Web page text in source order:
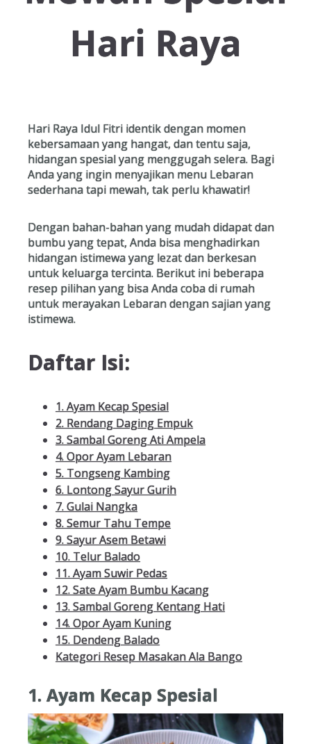
Hari Raya
Hari Raya Idul Fitri identik dengan momen
kebersamaan yang hangat, dan tentu saja,
hidangan spesial yang menggugah selera. Bagi
Anda yang ingin menyajikan menu Lebaran
sederhana tapi mewah, tak perlu khawatir!
Dengan bahan-bahan yang mudah didapat dan
bumbu yang tepat, Anda bisa menghadirkan
hidangan istimewa yang lezat dan berkesan
untuk keluarga tercinta. Berikut ini beberapa
resep pilihan yang bisa Anda coba di rumah
untuk merayakan Lebaran dengan sajian yang
istimewa.
Daftar Isi:
1. Ayam Kecap Spesial
2. Rendang Daging Empuk
3. Sambal Goreng Ati Ampela
4. Opor Ayam Lebaran
5. Tongseng Kambing
6. Lontong Sayur Gurih
7. Gulai Nangka
8. Semur Tahu Tempe
9. Sayur Asem Betawi
10. Telur Balado
11. Ayam Suwir Pedas
12. Sate Ayam Bumbu Kacang
13. Sambal Goreng Kentang Hati
14. Opor Ayam Kuning
15. Dendeng Balado
Kategori Resep Masakan Ala Bango
1. Ayam Kecap Spesial